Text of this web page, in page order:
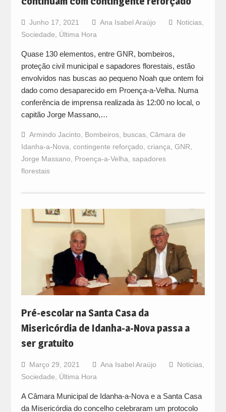
Junho 17, 2021 Ana Isabel Araújo Noticias,
Sociedade, Última Hora
Quase 130 elementos, entre GNR, bombeiros,
proteção civil municipal e sapadores florestais, estão
envolvidos nas buscas ao pequeno Noah que ontem foi
dado como desaparecido em Proença-a-Velha. Numa
conferência de imprensa realizada às 12:00 no local, o
capitão Jorge Massano,…
Armindo Jacinto, Bombeiros, buscas, Câmara de
Idanha-a-Nova, contingente reforçado, criança, GNR,
Jorge Massano, Proença-a-Velha, sapadores
florestais
Pré-escolar na Santa Casa da
Misericórdia de Idanha-a-Nova passa a
ser gratuito
Março 29, 2021 Ana Isabel Araújo Noticias,
Sociedade
Última Hora
A Câmara Municipal de Idanha-a-Nova e a Santa Casa
da Misericórdia do concelho celebraram um protocolo